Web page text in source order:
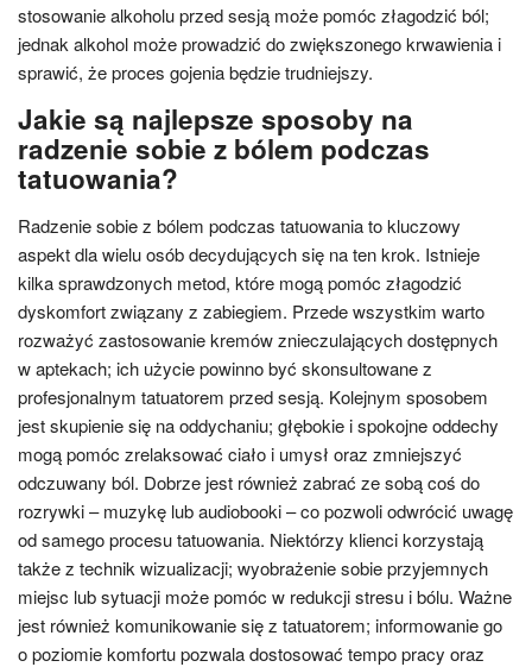
stosowanie alkoholu przed sesją może pomóc złagodzić ból;
jednak alkohol może prowadzić do zwiększonego krwawienia i
sprawić, że proces gojenia będzie trudniejszy.
Jakie są najlepsze sposoby na
radzenie sobie z bólem podczas
tatuowania?
Radzenie sobie z bólem podczas tatuowania to kluczowy
aspekt dla wielu osób decydujących się na ten krok. Istnieje
kilka sprawdzonych metod, które mogą pomóc złagodzić
dyskomfort związany z zabiegiem. Przede wszystkim warto
rozważyć zastosowanie kremów znieczulających dostępnych
w aptekach; ich użycie powinno być skonsultowane z
profesjonalnym tatuatorem przed sesją. Kolejnym sposobem
jest skupienie się na oddychaniu; głębokie i spokojne oddechy
mogą pomóc zrelaksować ciało i umysł oraz zmniejszyć
odczuwany ból. Dobrze jest również zabrać ze sobą coś do
rozrywki – muzykę lub audiobooki – co pozwoli odwrócić uwagę
od samego procesu tatuowania. Niektórzy klienci korzystają
także z technik wizualizacji; wyobrażenie sobie przyjemnych
miejsc lub sytuacji może pomóc w redukcji stresu i bólu. Ważne
jest również komunikowanie się z tatuatorem; informowanie go
o poziomie komfortu pozwala dostosować tempo pracy oraz